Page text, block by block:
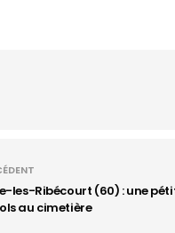
les-Ribécourt (60) : une
au cimetière